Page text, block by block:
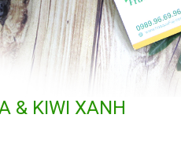
& KIWI XANH